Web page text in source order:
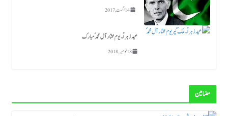
14 اگست, 2017
عید زہراؑ ۔ یوم مختار آل محمد ؐ مبارک
18 نومبر, 2018
مضامین